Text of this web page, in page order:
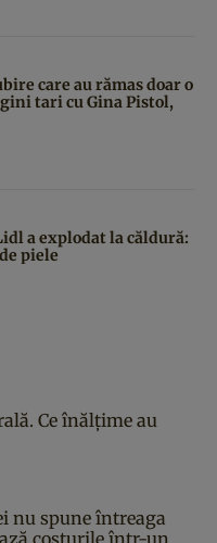
care au rămas doar o
tari cu Gina Pistol,
a explodat la căldură:
piele
Ce înălțime au
nu spune întreaga